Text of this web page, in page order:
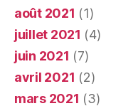
août 2021 (1)
juillet 2021 (4)
juin 2021 (7)
avril 2021 (2)
mars 2021 (3)